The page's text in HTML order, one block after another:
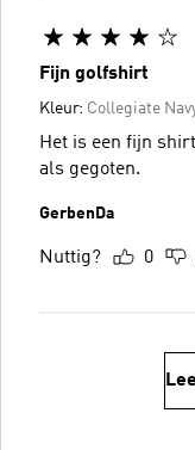
Fijn golfshirt
Kleur: Collegiate
Het is een fijn
als gegoten.
GerbenDa
Nuttig? 0